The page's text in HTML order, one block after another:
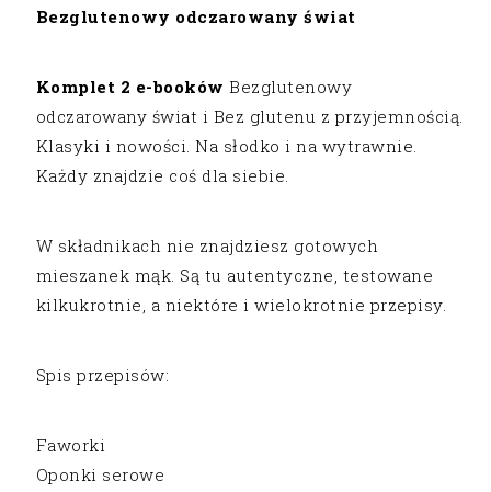
Bezglutenowy odczarowany świat
Komplet 2 e-booków Bezglutenowy
odczarowany świat i Bez glutenu z przyjemnością.
Klasyki i nowości. Na słodko i na wytrawnie.
Każdy znajdzie coś dla siebie.
W składnikach nie znajdziesz gotowych
mieszanek mąk. Są tu autentyczne, testowane
kilkukrotnie, a niektóre i wielokrotnie przepisy.
Spis przepisów:
Faworki
Oponki serowe